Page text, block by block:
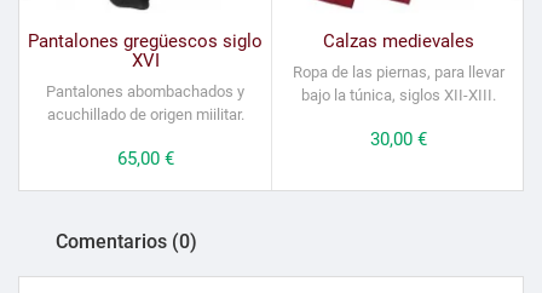
Pantalones gregüescos siglo
XVI
Pantalones abombachados y
acuchillado de origen miilitar.
Precio
65,00 €
Calzas medievales
Ropa de las piernas, para llevar
bajo la túnica, siglos XII-XIII.
Precio
30,00 €
Comentarios (0)